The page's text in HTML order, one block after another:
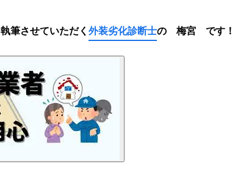
筆させていただく 外装劣化診断士の 梅宮 です！